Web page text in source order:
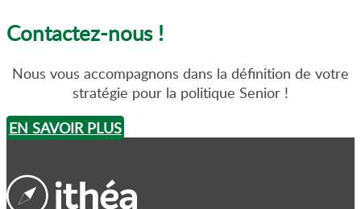
Contactez-nous !
Nous vous accompagnons dans la définition de votre
stratégie pour la politique Senior !
EN SAVOIR PLUS